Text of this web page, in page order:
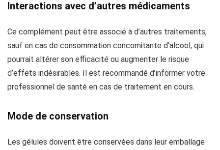
Interactions avec d’autres médicaments
Ce complément peut être associé à d’autres traitements,
sauf en cas de consommation concomitante d’alcool, qui
pourrait altérer son efficacité ou augmenter le risque
d’effets indésirables. Il est recommandé d’informer votre
professionnel de santé en cas de traitement en cours.
Mode de conservation
Les gélules doivent être conservées dans leur emballage